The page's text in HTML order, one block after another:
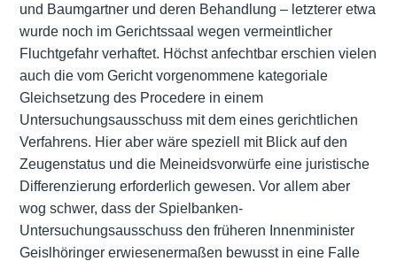
und Baumgartner und deren Behandlung – letzterer etwa
wurde noch im Gerichtssaal wegen vermeintlicher
Fluchtgefahr verhaftet. Höchst anfechtbar erschien vielen
auch die vom Gericht vorgenommene kategoriale
Gleichsetzung des Procedere in einem
Untersuchungsausschuss mit dem eines gerichtlichen
Verfahrens. Hier aber wäre speziell mit Blick auf den
Zeugenstatus und die Meineidsvorwürfe eine juristische
Differenzierung erforderlich gewesen. Vor allem aber
wog schwer, dass der Spielbanken-
Untersuchungsausschuss den früheren Innenminister
Geislhöringer erwiesenermaßen bewusst in eine Falle